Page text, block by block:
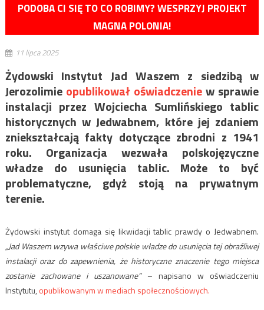
PODOBA CI SIĘ TO CO ROBIMY? WESPRZYJ PROJEKT
MAGNA POLONIA!
11 lipca 2025
Żydowski Instytut Jad Waszem z siedzibą w
Jerozolimie opublikował oświadczeniew sprawie
instalacji przez Wojciecha Sumlińskiego tablic
historycznych w Jedwabnem, które jej zdaniem
zniekształcają fakty dotyczące zbrodni z 1941
roku. Organizacja wezwała polskojęzyczne
władze do usunięcia tablic. Może to być
problematyczne, gdyż stoją na prywatnym
terenie.
Żydowski instytut domaga się likwidacji tablic prawdy o Jedwabnem.
„Jad Waszem wzywa właściwe polskie władze do usunięcia tej obraźliwej
instalacji oraz do zapewnienia, że historyczne znaczenie tego miejsca
zostanie zachowane i uszanowane”– napisano w oświadczeniu
Instytutu,opublikowanym w mediach społecznościowych.